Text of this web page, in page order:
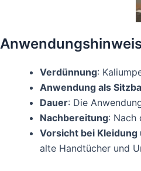
Verdünnung:
Anwendung als
Dauer: Die
Nachbereitung: Nach
Vorsicht bei Kleidung
alte Handtücher und